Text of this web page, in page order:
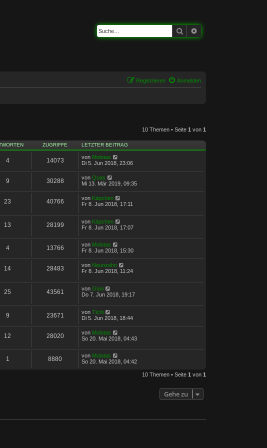
Suche
Anmelden
Registrieren
10 Themen • Seite 1 von 1
ZUGRIFFE LETZTER BEITRAG
4 14073 von Molotas
Di 5. Jun 2018, 23:06
9 30288 von Quas
Mi 13. Mär 2019, 09:35
23 40766 von Käpchen
Fr 8. Jun 2018, 17:11
13 28199 von Käpchen
Fr 8. Jun 2018, 17:07
4 13766 von Molotas
Fr 8. Jun 2018, 15:30
14 28483 von Neunzehn
Fr 8. Jun 2018, 11:24
25 43561 von Güni
Do 7. Jun 2018, 19:17
9 23671 von Tichi
Di 5. Jun 2018, 18:44
12 28020 von Molotas
So 20. Mai 2018, 04:43
1 8880 von Molotas
So 20. Mai 2018, 04:42
10 Themen • Seite 1 von 1
Gehe zu